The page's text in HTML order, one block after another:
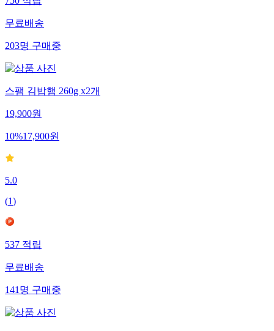
750적립
무료배송
203명구매중
스팸 김밥햄 260g x2개
19,900원
10%17,900원
5.0
(1)
537적립
무료배송
141명구매중